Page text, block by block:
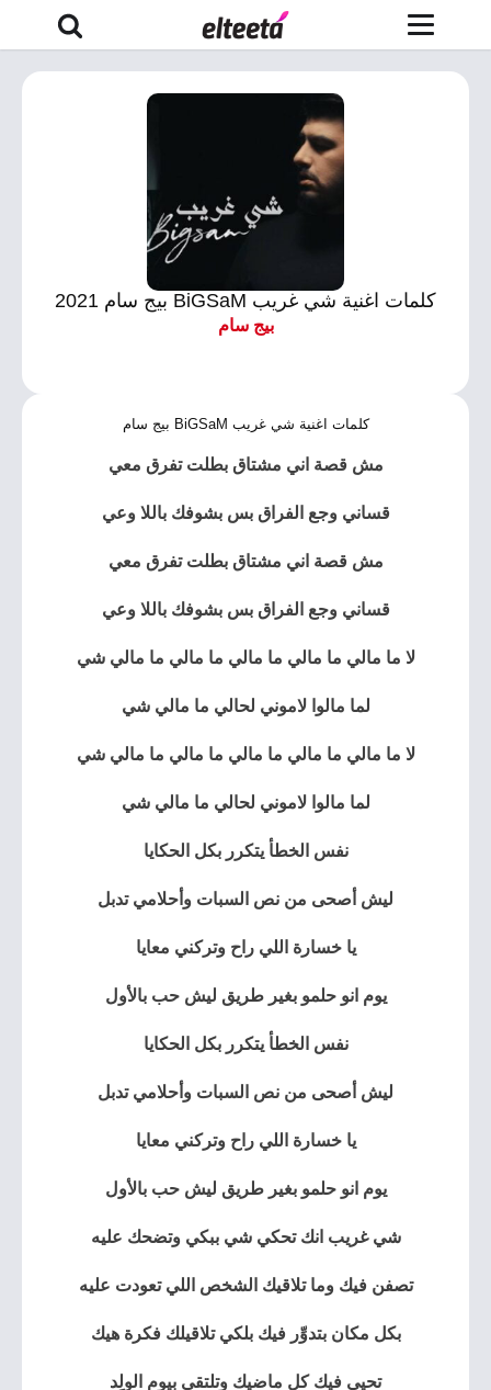
كلمات اغنية شي غريب BiGSaM بيج سام 2021
بيج سام
كلمات اغنية شي غريب BiGSaM بيج سام
مش قصة اني مشتاق بطلت تفرق معي
قساني وجع الفراق بس بشوفك باللا وعي
مش قصة اني مشتاق بطلت تفرق معي
قساني وجع الفراق بس بشوفك باللا وعي
لا ما مالي ما مالي ما مالي ما مالي ما مالي شي
لما مالوا لاموني لحالي ما مالي شي
لا ما مالي ما مالي ما مالي ما مالي ما مالي شي
لما مالوا لاموني لحالي ما مالي شي
نفس الخطأ يتكرر بكل الحكايا
ليش أصحى من نص السبات وأحلامي تدبل
يا خسارة اللي راح وتركني معايا
يوم انو حلمو بغير طريق ليش حب بالأول
نفس الخطأ يتكرر بكل الحكايا
ليش أصحى من نص السبات وأحلامي تدبل
يا خسارة اللي راح وتركني معايا
يوم انو حلمو بغير طريق ليش حب بالأول
شي غريب انك تحكي شي ببكي وتضحك عليه
تصفن فيك وما تلاقيك الشخص اللي تعودت عليه
بكل مكان بتدوِّر فيك بلكي تلاقيلك فكرة هيك
تحيي فيك كل ماضيك وتلتقي بيوم الوِلِد